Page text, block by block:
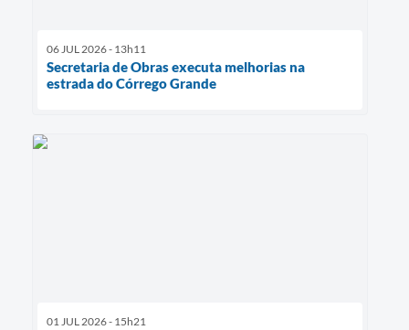
06 JUL 2026 - 13h11
Secretaria de Obras executa melhorias na
estrada do Córrego Grande
01 JUL 2026 - 15h21